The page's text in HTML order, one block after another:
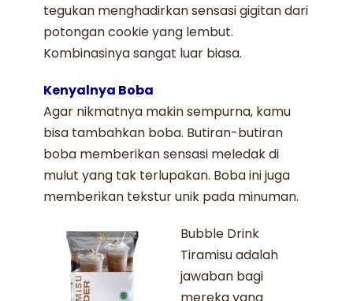
tegukan menghadirkan sensasi gigitan dari
potongan cookie yang lembut.
Kombinasinya sangat luar biasa.
Kenyalnya Boba
Agar nikmatnya makin sempurna, kamu
bisa tambahkan boba. Butiran-butiran
boba memberikan sensasi meledak di
mulut yang tak terlupakan. Boba ini juga
memberikan tekstur unik pada minuman.
Bubble Drink
Tiramisuadalah
jawaban bagi